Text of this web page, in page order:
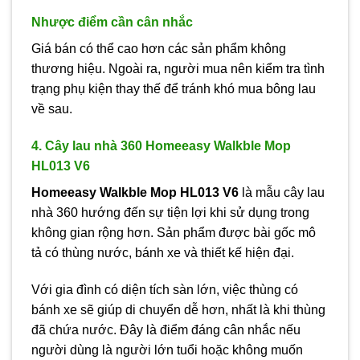
Nhược điểm cần cân nhắc
Giá bán có thể cao hơn các sản phẩm không
thương hiệu. Ngoài ra, người mua nên kiểm tra tình
trạng phụ kiện thay thế để tránh khó mua bông lau
về sau.
4. Cây lau nhà 360 Homeeasy Walkble Mop
HL013 V6
Homeeasy Walkble Mop HL013 V6 là mẫu cây lau
nhà 360 hướng đến sự tiện lợi khi sử dụng trong
không gian rộng hơn. Sản phẩm được bài gốc mô
tả có thùng nước, bánh xe và thiết kế hiện đại.
Với gia đình có diện tích sàn lớn, việc thùng có
bánh xe sẽ giúp di chuyển dễ hơn, nhất là khi thùng
đã chứa nước. Đây là điểm đáng cân nhắc nếu
người dùng là người lớn tuổi hoặc không muốn